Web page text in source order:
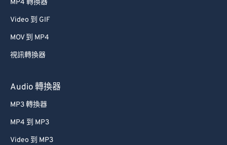
MP4 轉換器
Video 到 GIF
MOV 到 MP4
視訊轉換器
Audio 轉換器
MP3 轉換器
MP4 到 MP3
Video 到 MP3